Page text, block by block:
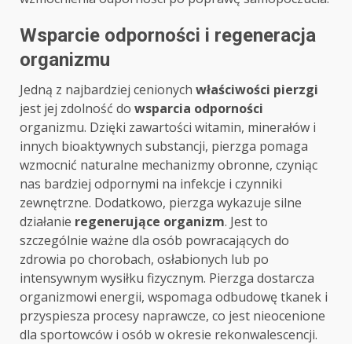
Wsparcie odporności i regeneracja
organizmu
Jedną z najbardziej cenionych właściwości pierzgi
jest jej zdolność do wsparcia odporności
organizmu. Dzięki zawartości witamin, minerałów i
innych bioaktywnych substancji, pierzga pomaga
wzmocnić naturalne mechanizmy obronne, czyniąc
nas bardziej odpornymi na infekcje i czynniki
zewnętrzne. Dodatkowo, pierzga wykazuje silne
działanie regenerujące organizm. Jest to
szczególnie ważne dla osób powracających do
zdrowia po chorobach, osłabionych lub po
intensywnym wysiłku fizycznym. Pierzga dostarcza
organizmowi energii, wspomaga odbudowę tkanek i
przyspiesza procesy naprawcze, co jest nieocenione
dla sportowców i osób w okresie rekonwalescencji.